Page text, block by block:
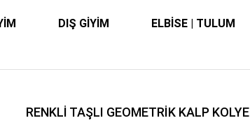
DIŞ GİYİM ELBİSE | TULUM
RENKLİ TAŞLI GEOMETRİK KALP KOLYE